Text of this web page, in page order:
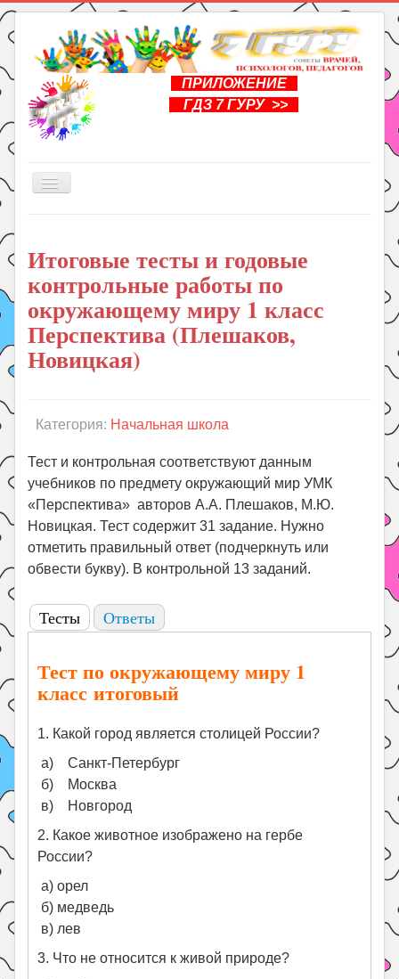
ПРИЛОЖЕНИЕ
ГДЗ 7 ГУРУ >>
Включить/
Книги
Рукоделие
Подготовка к школе
Уроки
Психология
Летом!
Поиск
Итоговые тесты и годовые
контрольные работы по
окружающему миру 1 класс
Перспектива (Плешаков,
Новицкая)
Категория: Начальная школа
Тест и контрольная соответствуют данным
учебников по предмету окружающий мир УМК
«Перспектива» авторов А.А. Плешаков, М.Ю.
Новицкая. Тест содержит 31 задание. Нужно
отметить правильный ответ (подчеркнуть или
обвести букву). В контрольной 13 заданий.
Тесты Ответы
Тест по окружающему миру 1
класс итоговый
1. Какой город является столицей России?
а) Санкт-Петербург
б) Москва
в) Новгород
2. Какое животное изображено на гербе
России?
а) орел
б) медведь
в) лев
3. Что не относится к живой природе?